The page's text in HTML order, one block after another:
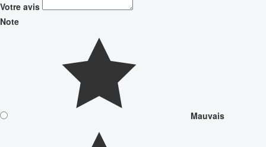
Votre avis
Note
Mauvais